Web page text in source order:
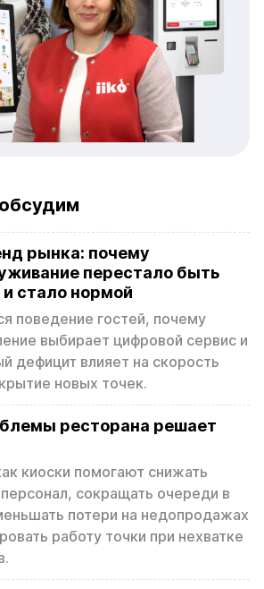
рынка: почему
перестало быть
стало нормой
поведение гостей, почему
выбирает цифровой сервис и
дефицит влияет на скорость
новых точек.
ресторана решает
киоски помогают снижать
персонал, сокращать очереди в
потери на недопродажах
работу точки при нехватке